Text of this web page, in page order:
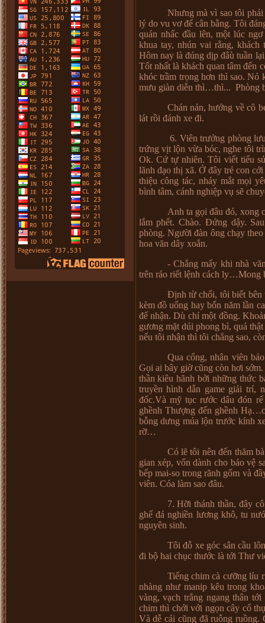
Nhưng mà vì sao tôi
lý do vu vơ để cân bằng. Tôi
quán nhấc đầu lên, một lúc
khua tay, nhún vai rằng,
Hôm nay là đúng dịp đâù tuần
Tốt nhất là khách quan tâm đến
khóc trầm trọng hơn thì sao. Nó
mưu giàn diễn thì…thì... Phòng
Chán nản, hướng về cô
lát rồi đánh xe đi.
6. Viên trưởng phòng
trứng vịt lộn vừa bóc, nghe tôi
Ok. Cứ tự nhiên. Tôi viết tiểu
lãnh đạo thị xã. Ở đây trẻ con
thiệu công tác, nháy mắt mọi
bình tâm, cánh nghiệp vụ sẽ
Anh ta gọi đâu đó, xong
lắm phết. Chào. Đứng dậy.
phòng. Người đàn ông chạy
hoa văn dây xoắn.
- Chẳng mấy khi nhà
trên ráo riết lệnh cách ly…Mong
Định từ chối, tôi biết bên
kèm đồ uống hay bốn năm lần
để nhận. Dù chỉ một đồng.
gương mặt dúi phong bì, quả
nếu tôi nhận thì tôi chẳng sao,
Qua cổng, nhân viên
Gọi ai bây giờ cũng còn hơi
thần kiêu hãnh bởi những thức
truyền hình dẫn game giải trí,
đốc.Và mỹ tục rước dâu đón
ghềnh Thượng đến ghềnh
bỗng dưng múa lộn trước kính
rỡ…
Có lẽ tôi nên đến thăm
gian xép, vốn dành cho bảo vệ
bếp mai-so trong rãnh gốm và
viên. Cóa làm sao đâu.
7. Hỡi thánh thần, đây
ghế đá nghiền lương khô, tu
nguyên sinh.
Tôi đỗ xe góc sân cầu
đi bộ hai chục thước là tới Thư
Tiếng chim cà cưỡng líu
nhàng như manip kêu trong
vàng, vạch trắng ngang thân
chim thì chới với ngọn cây cổ
Và dễ cái cũng đã ruỗng ruồng.